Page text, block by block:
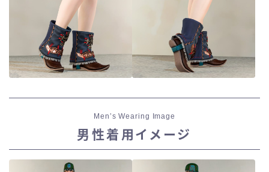
Men’s Wearing Image
男性着用イメージ